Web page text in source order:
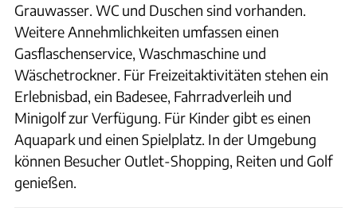
Grauwasser. WC und Duschen sind vorhanden.
Weitere Annehmlichkeiten umfassen einen
Gasflaschenservice, Waschmaschine und
Wäschetrockner. Für Freizeitaktivitäten stehen ein
Erlebnisbad, ein Badesee, Fahrradverleih und
Minigolf zur Verfügung. Für Kinder gibt es einen
Aquapark und einen Spielplatz. In der Umgebung
können Besucher Outlet-Shopping, Reiten und Golf
genießen.